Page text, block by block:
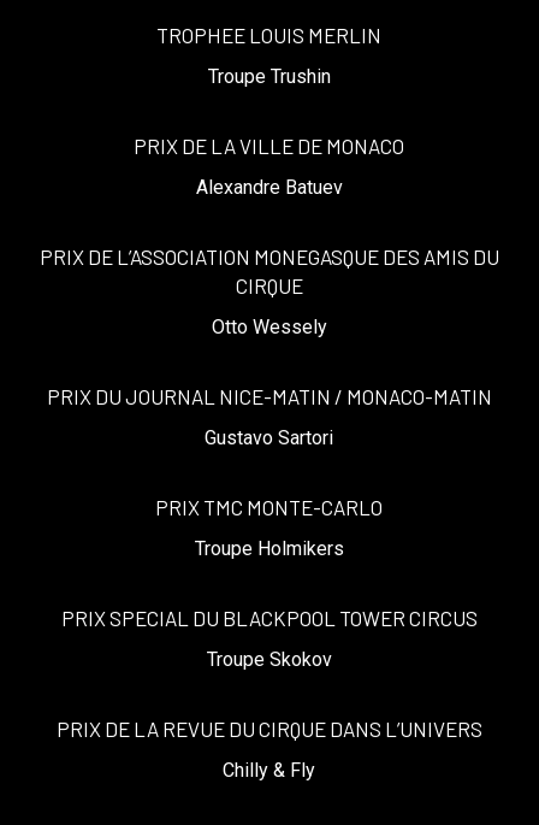
TROPHEE LOUIS MERLIN
Troupe Trushin
PRIX DE LA VILLE DE MONACO
Alexandre Batuev
PRIX DE L’ASSOCIATION MONEGASQUE DES AMIS DU
CIRQUE
Otto Wessely
PRIX DU JOURNAL NICE-MATIN / MONACO-MATIN
Gustavo Sartori
PRIX TMC MONTE-CARLO
Troupe Holmikers
PRIX SPECIAL DU BLACKPOOL TOWER CIRCUS
Troupe Skokov
PRIX DE LA REVUE DU CIRQUE DANS L’UNIVERS
Chilly & Fly